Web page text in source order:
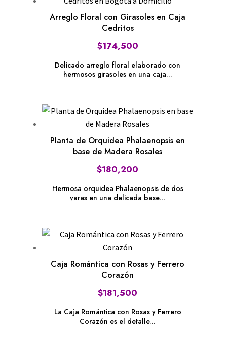
Arreglo Floral con Girasoles en Caja
Cedritos
$174,500
Delicado arreglo floral elaborado con
hermosos girasoles en una caja...
Planta de Orquidea Phalaenopsis en
base de Madera Rosales
$180,200
Hermosa orquidea Phalaenopsis de dos
varas en una delicada base...
Caja Romántica con Rosas y Ferrero
Corazón
$181,500
La Caja Romántica con Rosas y Ferrero
Corazón es el detalle...